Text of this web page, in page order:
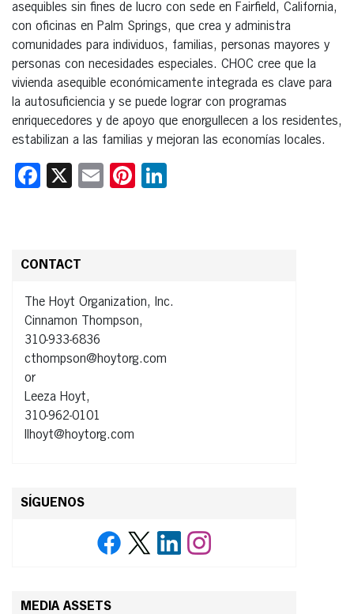
asequibles sin fines de lucro con sede en Fairfield, California,
con oficinas en Palm Springs, que crea y administra
comunidades para individuos, familias, personas mayores y
personas con necesidades especiales. CHOC cree que la
vivienda asequible económicamente integrada es clave para
la autosuficiencia y se puede lograr con programas
enriquecedores y de apoyo que enorgullecen a los residentes,
estabilizan a las familias y mejoran las economías locales.
Facebook
X EmailPinterest
CONTACT
The Hoyt Organization, Inc.
Cinnamon Thompson,
310-933-6836
cthompson@hoytorg.com
or
Leeza Hoyt,
310-962-0101
llhoyt@hoytorg.com
SÍGUENOS
MEDIA ASSETS